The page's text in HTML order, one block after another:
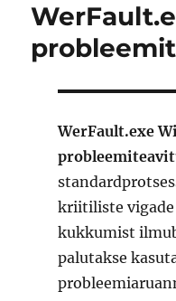
WerFault.exe
kriitiliste vigade
kukkumist
palutakse